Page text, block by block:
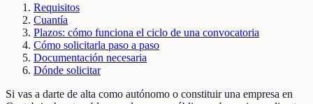
Requisitos
Cuantía
Plazos: cómo funciona el ciclo de una convocatoria
Cómo solicitarla paso a paso
Documentación necesaria
Dónde solicitar
Si vas a darte de alta como autónomo o constituir una empresa en